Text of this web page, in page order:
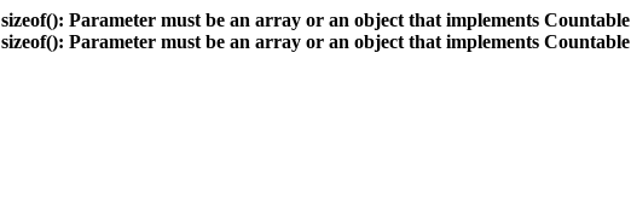
sizeof(): Parameter must be an array or an object that implements Countable
sizeof(): Parameter must be an array or an object that implements Countable